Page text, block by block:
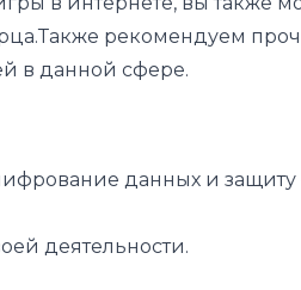
.Также рекомендуем
в данной сфере.
данных и
деятельности.